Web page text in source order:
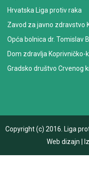
Hrvatska Liga protiv raka
Zavod za javno zdravstvo
Opća bolnica dr. Tomislav
Dom zdravlja Koprivničko-
Gradsko društvo Crvenog
Copyright (c) 2016. Liga
Web dizajn